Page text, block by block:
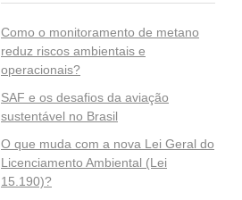
Como o monitoramento de metano
reduz riscos ambientais e
operacionais?
SAF e os desafios da aviação
sustentável no Brasil
O que muda com a nova Lei Geral do
Licenciamento Ambiental (Lei
15.190)?